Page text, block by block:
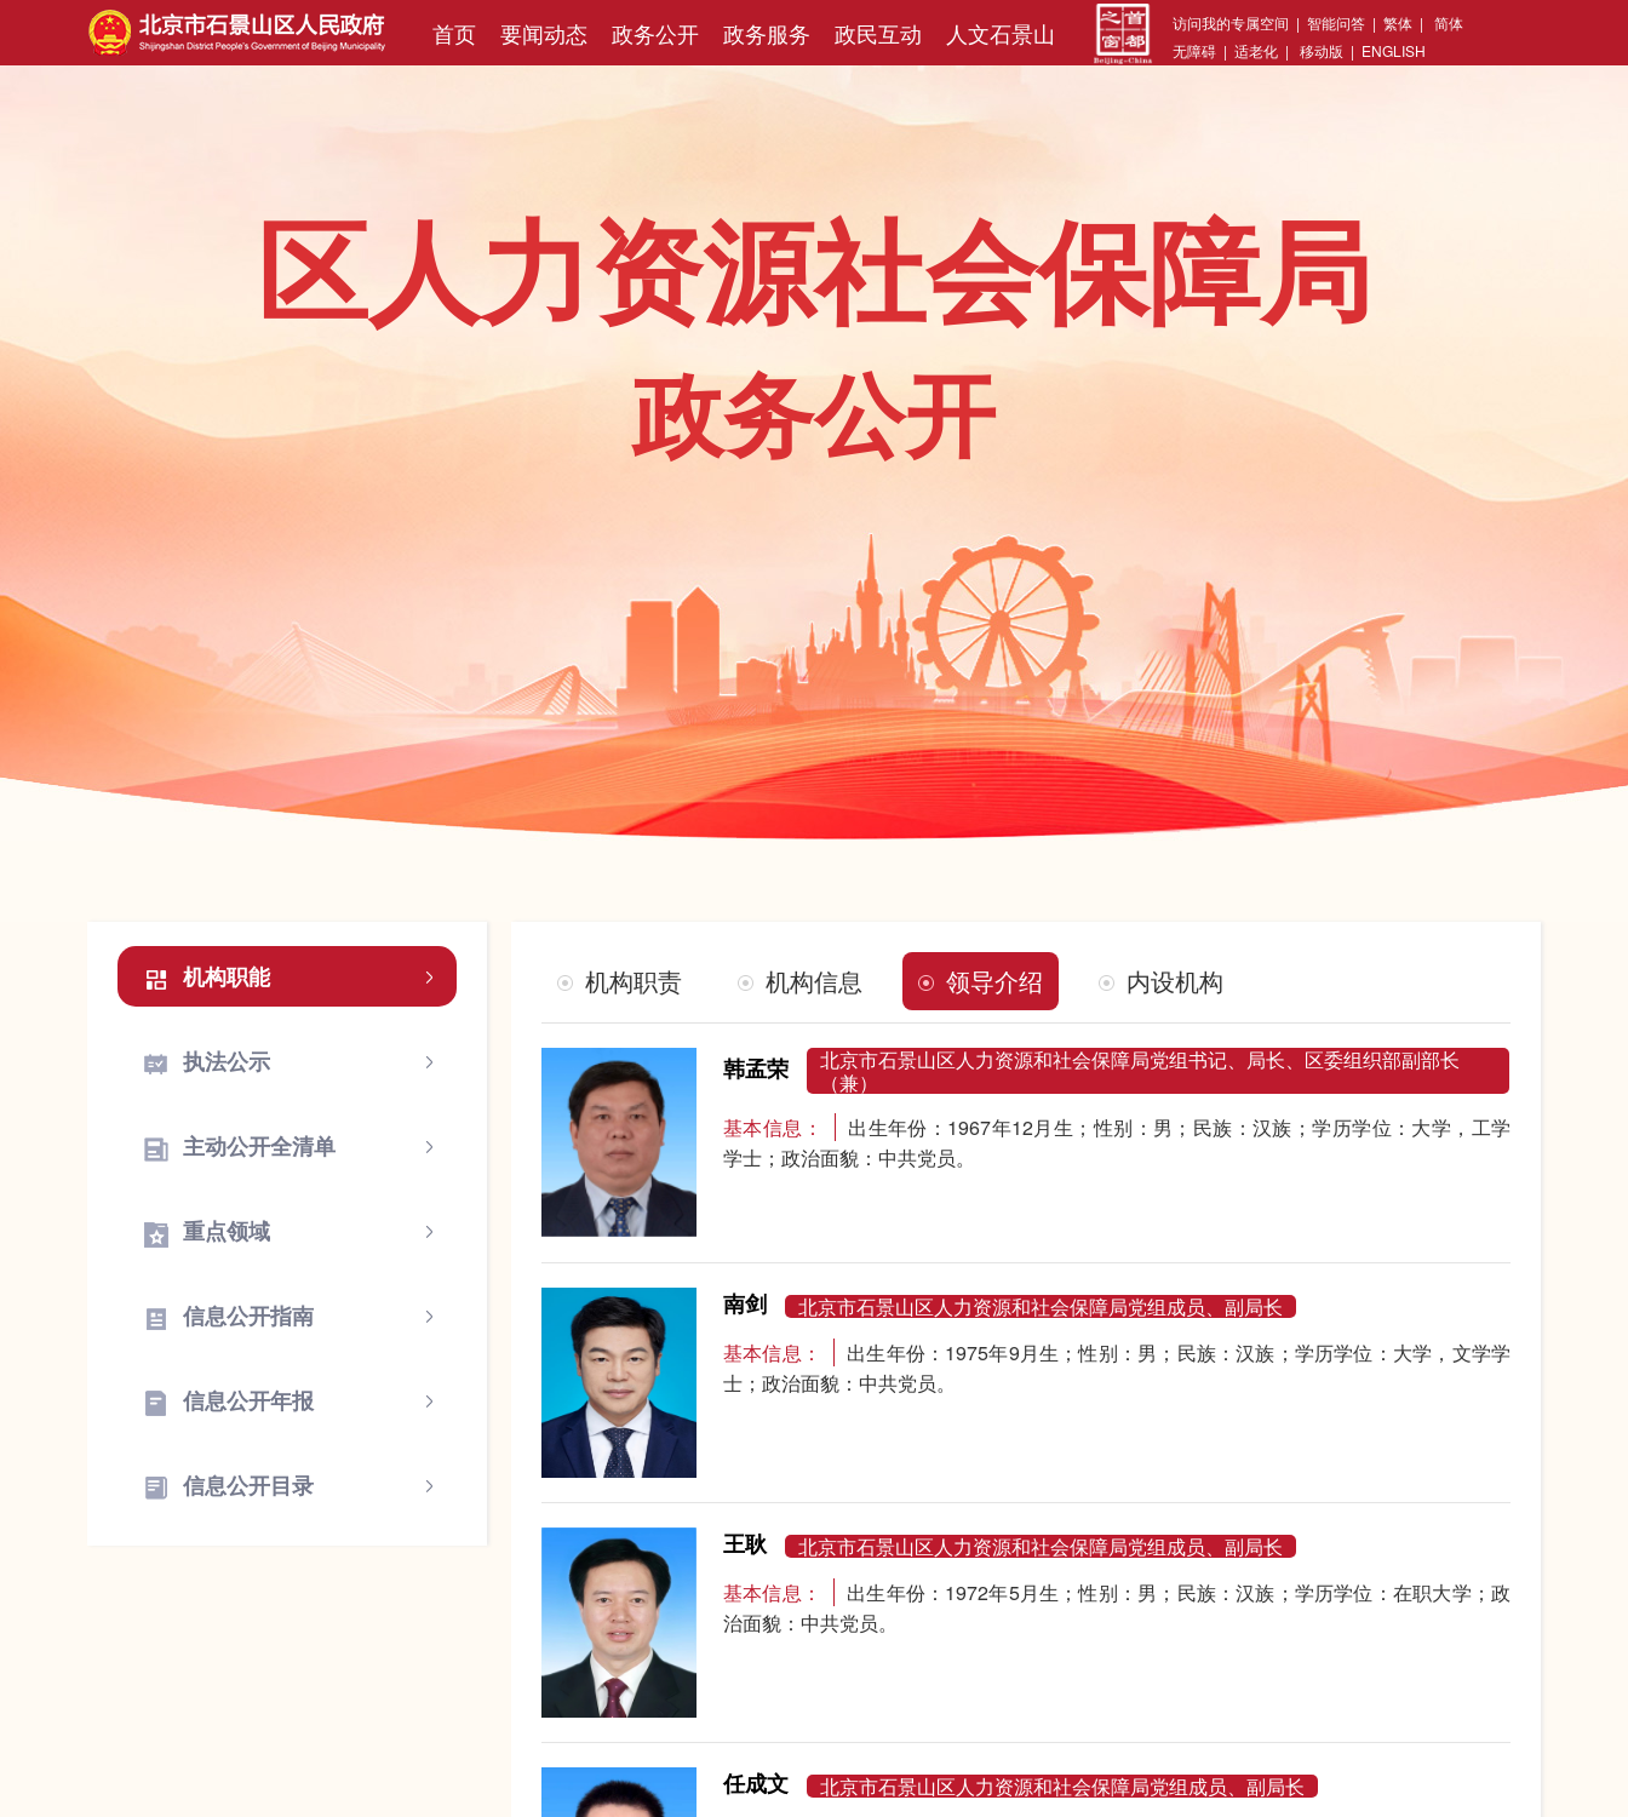
首页 要闻动态 政务公开 政务服务 政民互动 人文石景山 访问我的专属空间 | 智能问答 | 繁体 | 简体
无障碍 | 适老化 | 移动版 | ENGLISH
区人力资源社会保障局
政务公开
机构职能
执法公示
主动公开全清单
重点领域
信息公开指南
信息公开年报
信息公开目录
机构职责 机构信息 领导介绍 内设机构
韩孟荣
北京市石景山区人力资源和社会保障局党组书记、局长、区委组织部副部长
（兼）
基本信息：
出生年份：1967年12月生；性别：男；民族：汉族；学历学位：大学，工学
学士；政治面貌：中共党员。
南剑
北京市石景山区人力资源和社会保障局党组成员、副局长
基本信息：
出生年份：1975年9月生；性别：男；民族：汉族；学历学位：大学，文学学
士；政治面貌：中共党员。
王耿
北京市石景山区人力资源和社会保障局党组成员、副局长
基本信息：
出生年份：1972年5月生；性别：男；民族：汉族；学历学位：在职大学；政
治面貌：中共党员。
任成文
北京市石景山区人力资源和社会保障局党组成员、副局长